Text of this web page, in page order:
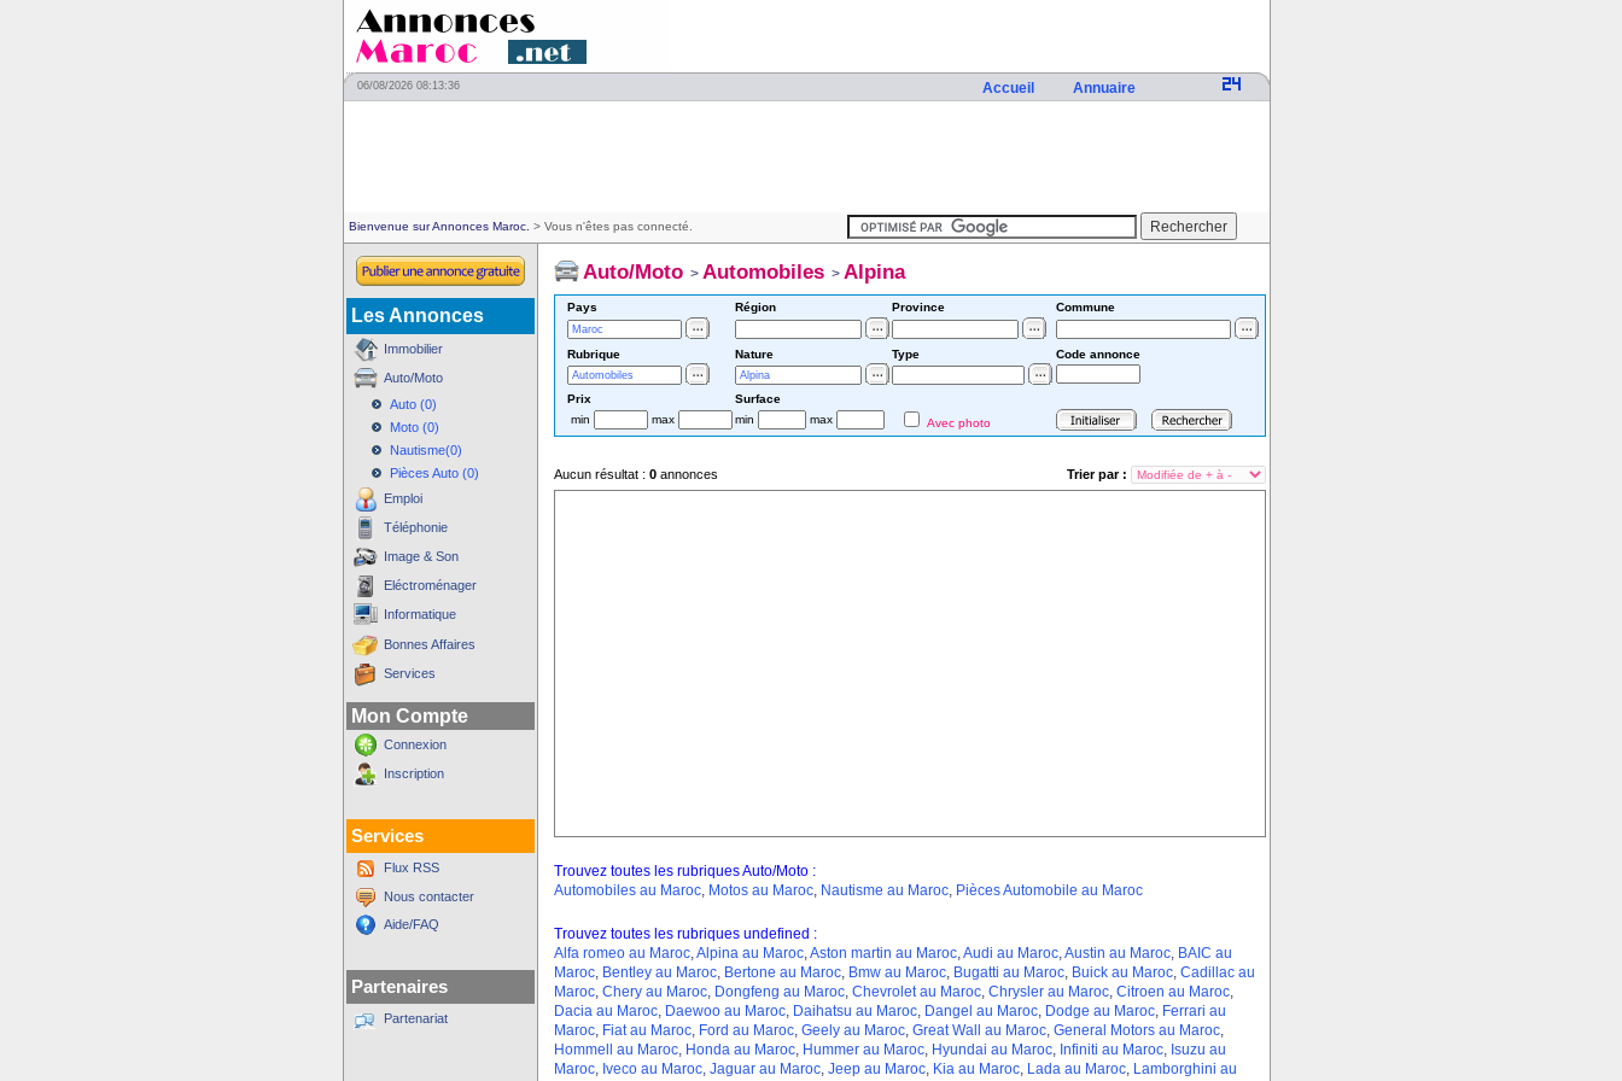
06/08/2026 08:13:36 Accueil Annuaire
Bienvenue sur Annonces Maroc. > Vous n'êtes pas connecté.
Les Annonces
Immobilier
Auto/Moto
Auto (0)
Moto (0)
Nautisme(0)
Pièces Auto (0)
Emploi
Téléphonie
Image & Son
Eléctroménager
Informatique
Bonnes Affaires
Services
Mon Compte
Connexion
Inscription
Services
Flux RSS
Nous contacter
Aide/FAQ
Partenaires
Partenariat
Auto/Moto> Automobiles> Alpina
Pays Région Province Commune
Rubrique Nature Type Code annonce
Prix
Surface
min
max min max Avec photo
Aucun résultat : 0annonces Trier par :
Trouvez toutes les rubriques Auto/Moto :
Automobiles au Maroc, Motos au Maroc, Nautisme au Maroc, Pièces Automobile au Maroc
Trouvez toutes les rubriques undefined :
Alfa romeo au Maroc,Alpina au Maroc,Aston martin au Maroc,Audi au Maroc,Austin au Maroc, BAIC au
Maroc, Bentley au Maroc, Bertone au Maroc, Bmw au Maroc, Bugatti au Maroc, Buick au Maroc, Cadillac au
Maroc, Chery au Maroc, Dongfeng au Maroc, Chevrolet au Maroc, Chrysler au Maroc, Citroen au Maroc,
Dacia au Maroc, Daewoo au Maroc, Daihatsu au Maroc, Dangel au Maroc, Dodge au Maroc, Ferrari au
Maroc, Fiat au Maroc, Ford au Maroc, Geely au Maroc, Great Wall au Maroc, General Motors au Maroc,
Hommell au Maroc, Honda au Maroc, Hummer au Maroc, Hyundai au Maroc, Infiniti au Maroc, Isuzu au
Maroc, Iveco au Maroc, Jaguar au Maroc, Jeep au Maroc, Kia au Maroc, Lada au Maroc, Lamborghini au